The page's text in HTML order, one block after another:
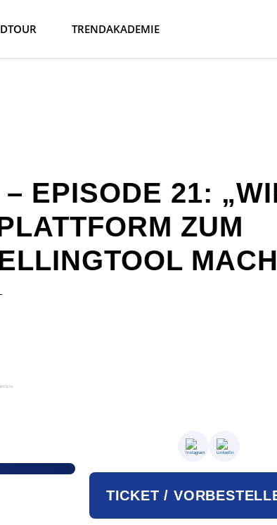
TRENDAKADEMIE
EPISODE 21:
ZUM
TICKET /